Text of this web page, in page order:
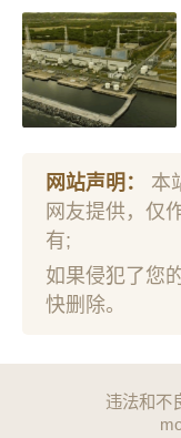
网站声明：
本
网友提供，仅
有;
如果侵犯了您
快删除。
违法和不